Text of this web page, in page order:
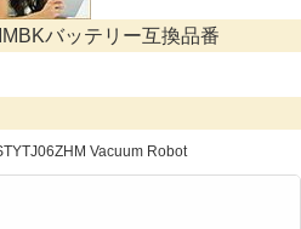
バッテリー互換品番
Vacuum Robot